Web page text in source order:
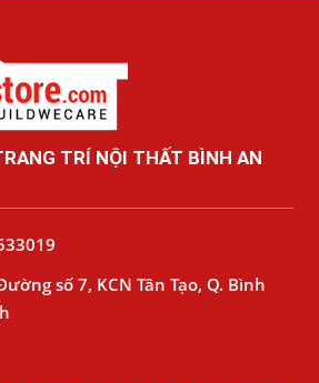
TRÍ NỘI THẤT BÌNH AN
số 7, KCN Tân Tạo, Q. Bình